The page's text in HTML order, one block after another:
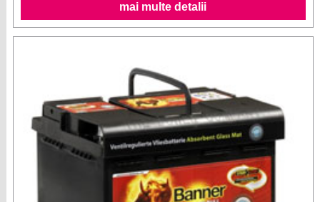
mai multe detalii